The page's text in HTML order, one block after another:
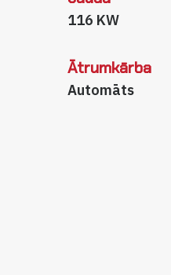
116 KW
Ātrumkārba
Automāts